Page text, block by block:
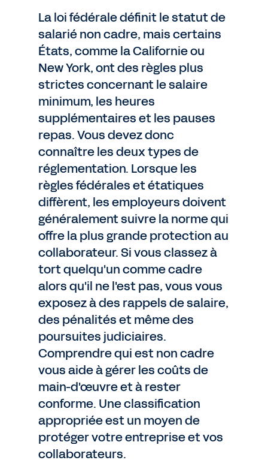
La loi fédérale définit le statut de
salarié non cadre, mais certains
États, comme la Californie ou
New York, ont des règles plus
strictes concernant le salaire
minimum, les heures
supplémentaires et les pauses
repas. Vous devez donc
connaître les deux types de
réglementation. Lorsque les
règles fédérales et étatiques
diffèrent, les employeurs doivent
généralement suivre la norme qui
offre la plus grande protection au
collaborateur. Si vous classez à
tort quelqu'un comme cadre
alors qu'il ne l'est pas, vous vous
exposez à des rappels de salaire,
des pénalités et même des
poursuites judiciaires.
Comprendre qui est non cadre
vous aide à gérer les coûts de
main-d'œuvre et à rester
conforme. Une classification
appropriée est un moyen de
protéger votre entreprise et vos
collaborateurs.